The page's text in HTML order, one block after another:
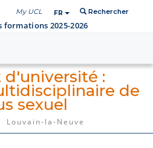
My UCL FR Rechercher
formations 2025-2026
d'université :
de
sexuel
Louvain-la-Neuve